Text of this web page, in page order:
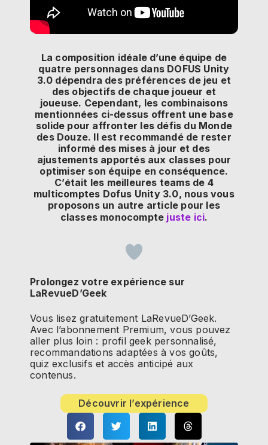
La composition idéale d’une équipe de
quatre personnages dans DOFUS Unity
3.0 dépendra des préférences de jeu et
des objectifs de chaque joueur et
joueuse. Cependant, les combinaisons
mentionnées ci-dessus offrent une base
solide pour affronter les défis du Monde
des Douze. Il est recommandé de rester
informé des mises à jour et des
ajustements apportés aux classes pour
optimiser son équipe en conséquence.
C’était les meilleures teams de 4
multicomptes Dofus Unity 3.0, nous vous
proposons un autre article pour les
classes monocompte juste ici.
Prolongez votre expérience sur
LaRevueD’Geek
Vous lisez gratuitement LaRevueD’Geek.
Avec l’abonnement Premium, vous pouvez
aller plus loin : profil geek personnalisé,
recommandations adaptées à vos goûts,
quiz exclusifs et accès anticipé aux
contenus.
Découvrir l’expérience